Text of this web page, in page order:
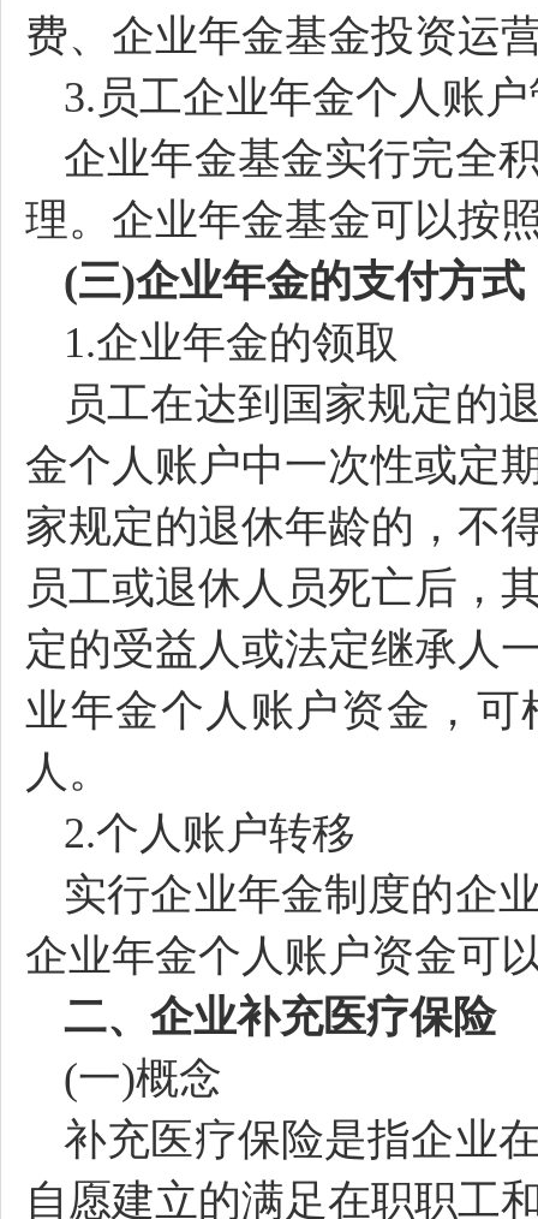
费、企业年金基金投资运
3.员工企业年金个人账
企业年金基金实行完全
理。企业年金基金可以按
(三)企业年金的支付方式
1.企业年金的领取
员工在达到国家规定的
金个人账户中一次性或定
家规定的退休年龄的，不
员工或退休人员死亡后，
定的受益人或法定继承人
业年金个人账户资金，
人。
2.个人账户转移
实行企业年金制度的企
企业年金个人账户资金可
二、企业补充医疗保险
(一)概念
补充医疗保险是指企业
自愿建立的满足在职职工